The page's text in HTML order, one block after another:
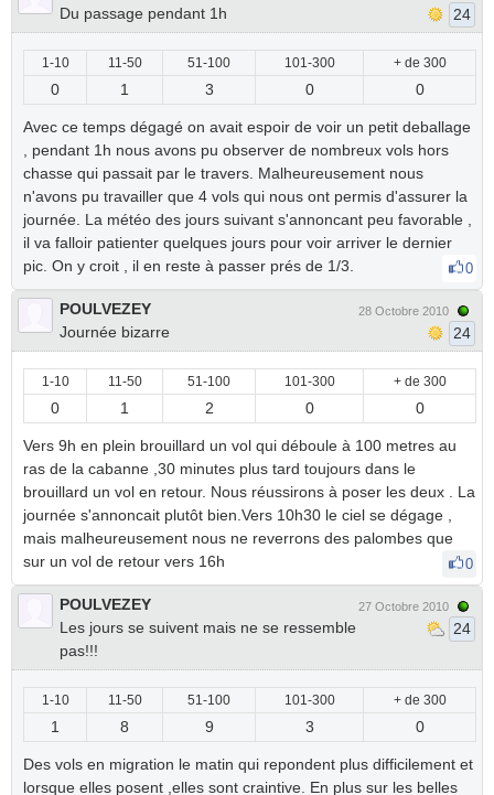
Du passage pendant 1h
24
1-10 11-50 51-100 101-300 + de 300
0 1 3 0 0
Avec ce temps dégagé on avait espoir de voir un petit deballage
, pendant 1h nous avons pu observer de nombreux vols hors
chasse qui passait par le travers. Malheureusement nous
n'avons pu travailler que 4 vols qui nous ont permis d'assurer la
journée. La météo des jours suivant s'annoncant peu favorable ,
il va falloir patienter quelques jours pour voir arriver le dernier
pic. On y croit , il en reste à passer prés de 1/3.
0
POULVEZEY
Journée bizarre
28 Octobre 2010
24
1-10 11-50 51-100 101-300 + de 300
0 1 2 0 0
Vers 9h en plein brouillard un vol qui déboule à 100 metres au
ras de la cabanne ,30 minutes plus tard toujours dans le
brouillard un vol en retour. Nous réussirons à poser les deux . La
journée s'annoncait plutôt bien.Vers 10h30 le ciel se dégage ,
mais malheureusement nous ne reverrons des palombes que
sur un vol de retour vers 16h
0
POULVEZEY
Les jours se suivent mais ne se ressemble
pas!!!
27 Octobre 2010
24
1-10 11-50 51-100 101-300 + de 300
1 8 9 3 0
Des vols en migration le matin qui repondent plus difficilement et
lorsque elles posent ,elles sont craintive. En plus sur les belles